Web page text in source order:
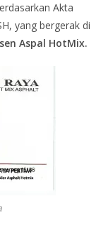
Akta
yang bergerak di
Aspal HotMix.